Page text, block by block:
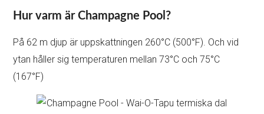
Hur varm är Champagne Pool?
På 62 m djup är uppskattningen 260°C (500°F). Och vid
ytan håller sig temperaturen mellan 73°C och 75°C
(167°F)